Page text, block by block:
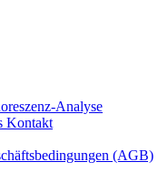
Analyse
Kontakt
(AGB)